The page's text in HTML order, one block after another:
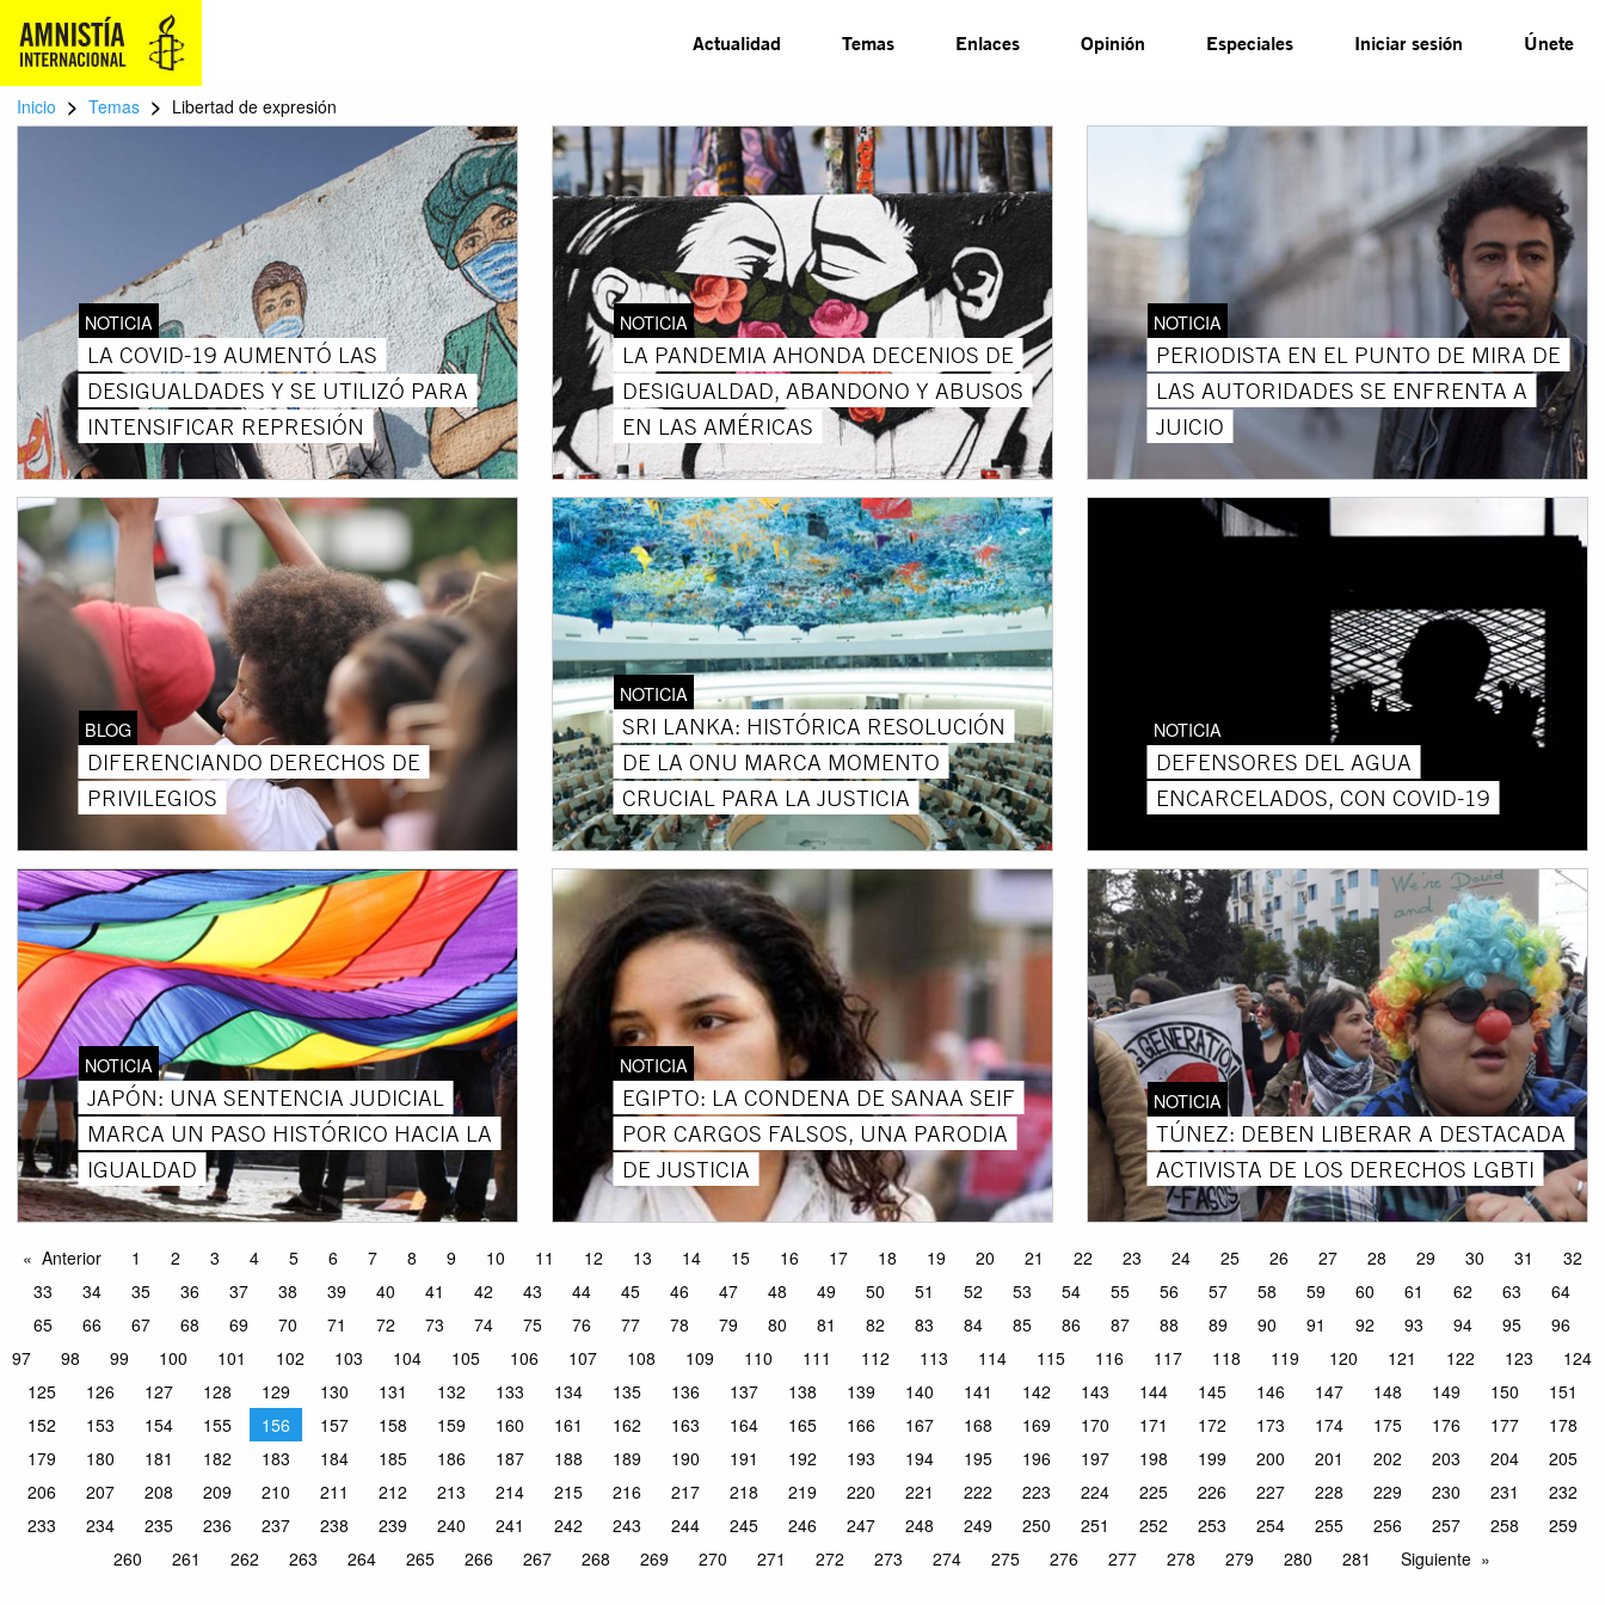
Actualidad Temas Enlaces Opinión Especiales Iniciar sesión Únete
Inicio > Temas > Libertad de expresión
NOTICIA
LA COVID-19 AUMENTÓ LAS
DESIGUALDADES Y SE UTILIZÓ PARA
INTENSIFICAR REPRESIÓN
NOTICIA
LA PANDEMIA AHONDA DECENIOS DE
DESIGUALDAD, ABANDONO Y ABUSOS
EN LAS AMÉRICAS
NOTICIA
PERIODISTA EN EL PUNTO DE MIRA DE
LAS AUTORIDADES SE ENFRENTA A
JUICIO
BLOG
DIFERENCIANDO DERECHOS DE
PRIVILEGIOS
NOTICIA
SRI LANKA: HISTÓRICA RESOLUCIÓN
DE LA ONU MARCA MOMENTO
CRUCIAL PARA LA JUSTICIA
NOTICIA
DEFENSORES DEL AGUA
ENCARCELADOS, CON COVID-19
NOTICIA
JAPÓN: UNA SENTENCIA JUDICIAL
MARCA UN PASO HISTÓRICO HACIA LA
IGUALDAD
NOTICIA
EGIPTO: LA CONDENA DE SANAA SEIF
POR CARGOS FALSOS, UNA PARODIA
DE JUSTICIA
NOTICIA
TÚNEZ: DEBEN LIBERAR A DESTACADA
ACTIVISTA DE LOS DERECHOS LGBTI
Anterior 1 2 3 4 5 6 7 8 9 10 11 12 13 14 15 16 17 18 19 20 21 22 23 24 25 26 27 28 29 30 31
32
33
34 35 36 37 38 39 40 41 42 43 44 45 46 47 48 49 50 51 52 53 54 55 56 57 58 59 60 61 62 63
64
65
66 67 68 69 70 71 72 73 74 75 76 77 78 79 80 81 82 83 84 85 86 87 88 89 90 91 92 93 94 95
96
97
98 99 100 101 102 103 104 105 106 107 108 109 110 111 112 113 114 115 116 117 118 119 120 121 122 123
124
125
126 127 128 129 130 131 132 133 134 135 136 137 138 139 140 141 142 143 144 145 146 147 148 149 150
151
152
153 154 155 156 157 158 159 160 161 162 163 164 165 166 167 168 169 170 171 172 173 174 175 176 177
178
179
180 181 182 183 184 185 186 187 188 189 190 191 192 193 194 195 196 197 198 199 200 201 202 203 204
205
206
207 208 209 210 211 212 213 214 215 216 217 218 219 220 221 222 223 224 225 226 227 228 229 230 231
232
233
234 235 236 237 238 239 240 241 242 243 244 245 246 247 248 249 250 251 252 253 254 255 256 257 258
259
260
261 262 263 264 265 266 267 268 269 270 271 272 273 274 275 276 277 278 279 280 281 Siguiente